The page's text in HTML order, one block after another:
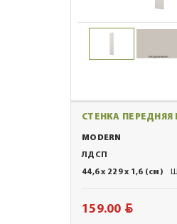
СТЕНКА ПЕРЕДНЯЯ
MODERN
ЛДСП
44,6 x 229 x 1,6 (см)
159.00 BYN